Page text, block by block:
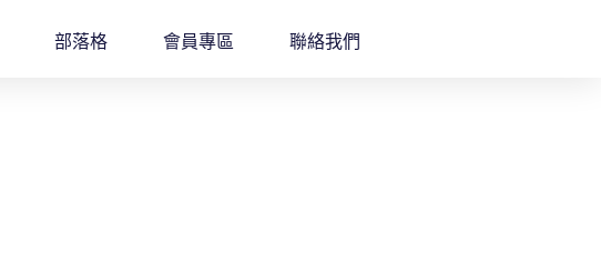
部落格 會員專區 聯絡我們